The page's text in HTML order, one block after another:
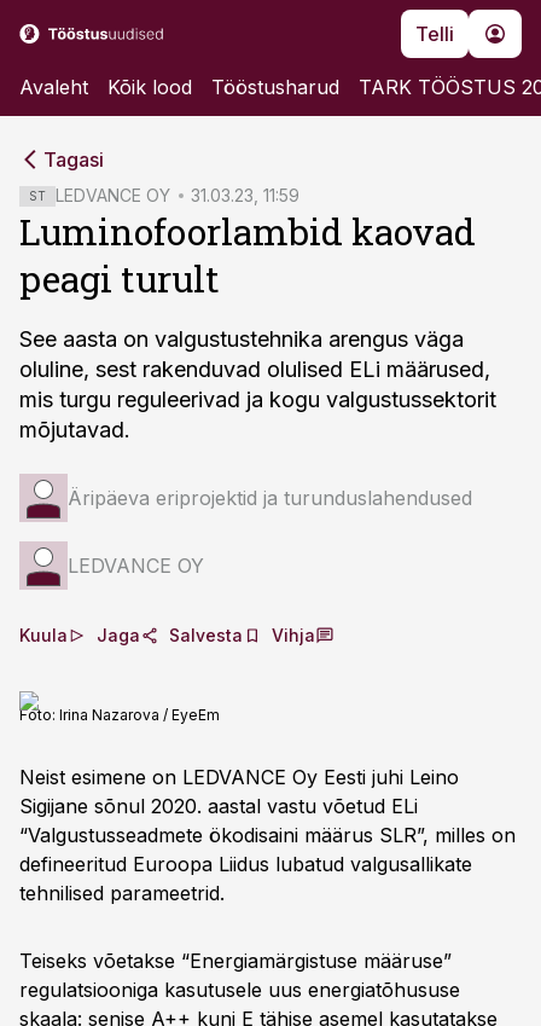
Telli
Avaleht Kõik lood Tööstusharud TARK TÖÖSTUS
Tagasi
ST LEDVANCE OY 31.03.23, 11:59
Luminofoorlambid kaovad
peagi turult
See aasta on valgustustehnika arengus väga
oluline, sest rakenduvad olulised ELi määrused,
mis turgu reguleerivad ja kogu valgustussektorit
mõjutavad.
Äripäeva eriprojektid ja turunduslahendused
LEDVANCE OY
Kuula Jaga Salvesta Vihja
Foto: Irina Nazarova / EyeEm
Neist esimene on LEDVANCE Oy Eesti juhi Leino
Sigijane sõnul 2020. aastal vastu võetud ELi
“Valgustusseadmete ökodisaini määrus SLR”, milles on
defineeritud Euroopa Liidus lubatud valgusallikate
tehnilised parameetrid.
Teiseks võetakse “Energiamärgistuse määruse”
regulatsiooniga kasutusele uus energiatõhususe
skaala: senise A++ kuni E tähise asemel kasutatakse